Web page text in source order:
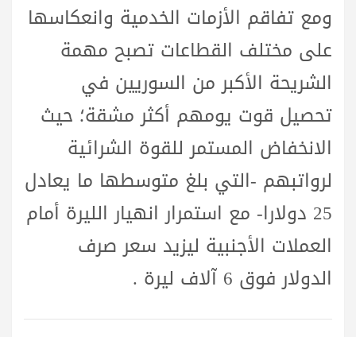
ومع تفاقم الأزمات الخدمية وانعكاسها
على مختلف القطاعات تصبح مهمة
الشريحة الأكبر من السوريين في
تحصيل قوت يومهم أكثر مشقة؛ حيث
الانخفاض المستمر للقوة الشرائية
لرواتبهم -التي بلغ متوسطها ما يعادل
25 دولارا- مع استمرار انهيار الليرة أمام
العملات الأجنبية ليزيد سعر صرف
الدولار فوق 6 آلاف ليرة .